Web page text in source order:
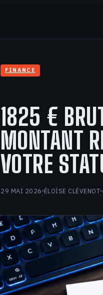
FINANCE
1825 €
MONTANT
VOTRE
29 MAI 2026·ÉLOÏSE CLÉVENOT·